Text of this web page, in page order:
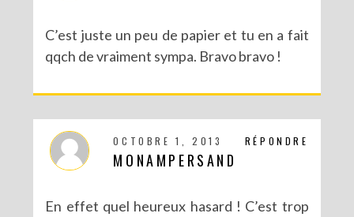
C’est juste un peu de papier et tu en a fait
qqch de vraiment sympa. Bravo bravo !
RÉPONDRE
OCTOBRE 1, 2013
MONAMPERSAND
En effet quel heureux hasard ! C’est trop